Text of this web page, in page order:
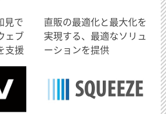
見で
ェブ
支援
直販の最適化と最大化を
実現する、最適なソリュ
ーションを提供